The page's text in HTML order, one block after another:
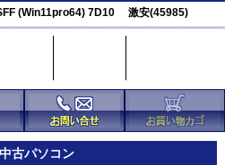
(Win11pro64) 7D10 激安(45985)
古パソコン